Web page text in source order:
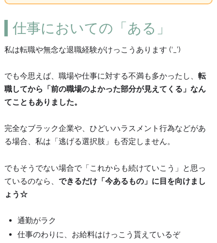
仕事においての「ある」
私は転職や無念な退職経験がけっこうあります (‘_’)
でも今思えば、職場や仕事に対する不満も多かったし、 転
職してから「前の職場のよかった部分が見えてくる」なん
てこともありました。
完全なブラック企業や、ひどいハラスメント行為などがあ
る場合、私は「逃げる選択肢」も否定しません。
でもそうでない場合で「これからも続けていこう」と思っ
ているのなら、 できるだけ「今あるもの」に目を向けまし
ょう☆
通勤がラク
仕事のわりに、お給料はけっこう貰えているぞ